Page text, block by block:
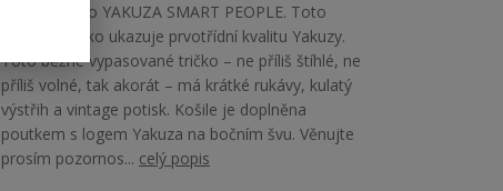
Pánské tričko YAKUZA SMART PEOPLE. Toto
poutavé tričko ukazuje prvotřídní kvalitu Yakuzy.
Toto běžné vypasované tričko – ne příliš štíhlé, ne
příliš volné, tak akorát – má krátké rukávy, kulatý
výstřih a vintage potisk. Košile je doplněna
poutkem s logem Yakuza na bočním švu. Věnujte
prosím pozornos... celý popis